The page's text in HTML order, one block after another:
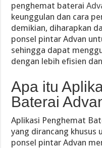
penghemat baterai
keunggulan dan cara
demikian, diharapkan
ponsel pintar Advan
sehingga dapat
dengan lebih efisien
Apa itu
Baterai
Aplikasi Penghemat
yang dirancang khusus
ponsel pintar Advan